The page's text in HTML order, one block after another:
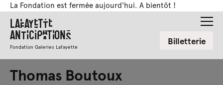
La Fondation est fermée aujourd'hui. A bientôt !
Lafayette
Anticipations
Fondation Galeries Lafayette Billetterie
Thomas Boutoux